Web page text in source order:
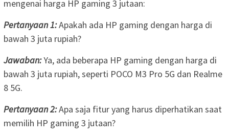
mengenai harga HP gaming 3 jutaan:
Pertanyaan 1:Apakah ada HP gaming dengan harga di
bawah 3 juta rupiah?
Jawaban:Ya, ada beberapa HP gaming dengan harga di
bawah 3 juta rupiah, seperti POCO M3 Pro 5G dan Realme
8 5G.
Pertanyaan 2:Apa saja fitur yang harus diperhatikan saat
memilih HP gaming 3 jutaan?